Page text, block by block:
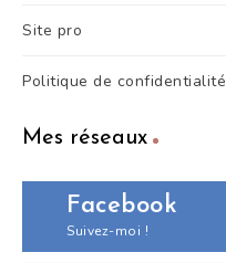
Site pro
Politique de confidentialité
Mes réseaux
Facebook
Suivez-moi !